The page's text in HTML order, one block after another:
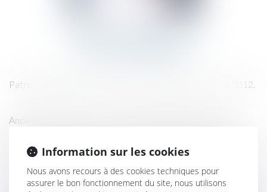
Patricia HARDOUIN a fondé la SELARL2H Avocats en 2012.
Ancien avoué près la Cour d’appel de PARIS, elle a été
entre 1984 et 2011.
Information sur les cookies
Nous avons recours à des cookies techniques pour
assurer le bon fonctionnement du site, nous utilisons